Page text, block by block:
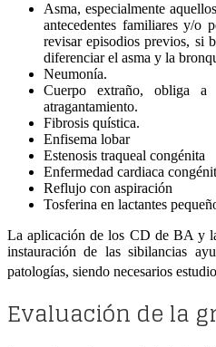
Asma, especialmente
antecedentes familiares y/o
revisar episodios previos, si
diferenciar el asma y la
Neumonía.
Cuerpo extraño, obliga a
atragantamiento.
Fibrosis quística.
Enfisema lobar
Estenosis traqueal congénita
Enfermedad cardiaca
Reflujo con aspiración
Tosferina en lactantes
La aplicación de los CD de BA y
instauración de las sibilancias
patologías, siendo necesarios
Evaluación de la